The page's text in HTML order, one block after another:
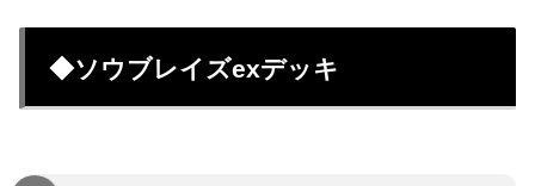
◆ソウブレイズexデッキ